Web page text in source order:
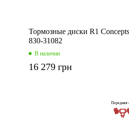
Тормозные диски R1 Concepts
830-31082
В наличии
16 279 грн
Передняя